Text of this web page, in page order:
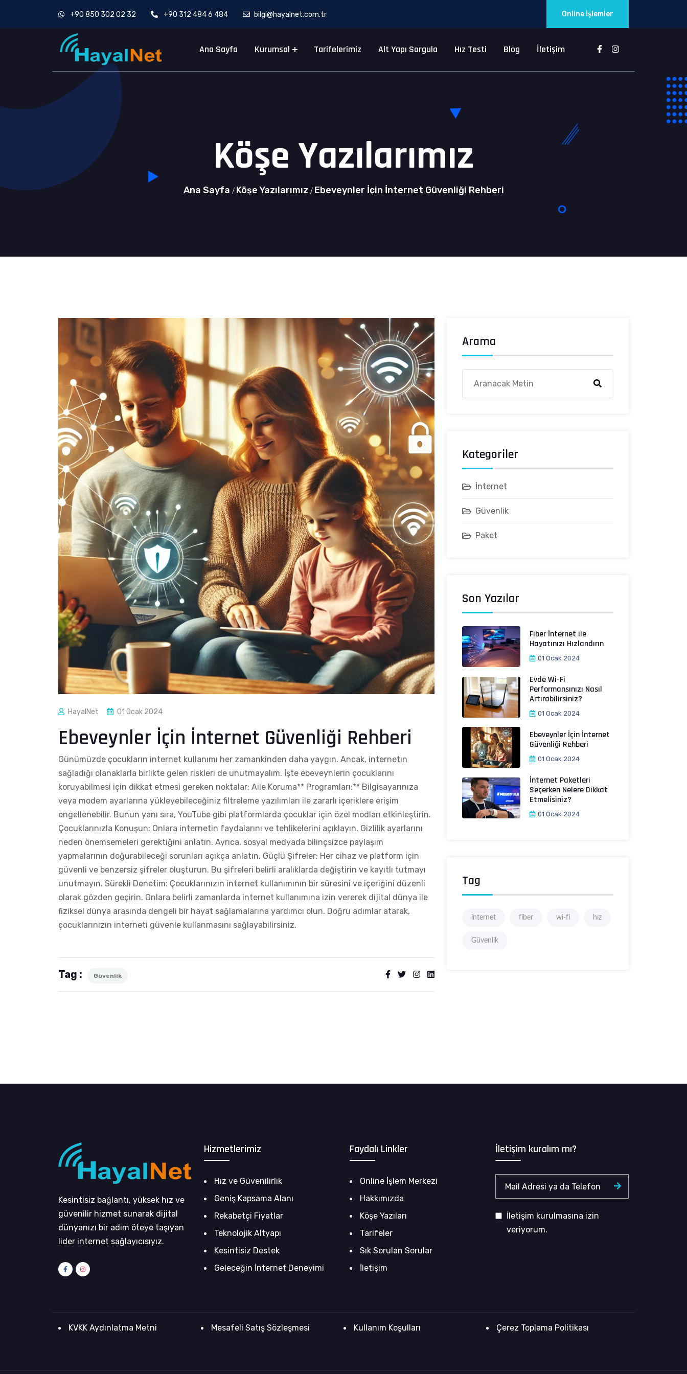
+90 850 302 02 32 +90 312 484 6 484 bilgi@hayalnet.com.tr Online İşlemler
Ana Sayfa Kurumsal Tarifelerimiz Alt Yapı Sorgula Hız Testi Blog İletişim
Köşe Yazılarımız
Ana Sayfa Köşe Yazılarımız Ebeveynler İçin İnternet Güvenliği Rehberi
HayalNet 01 Ocak 2024
Ebeveynler İçin İnternet Güvenliği Rehberi
Günümüzde çocukların internet kullanımı her zamankinden daha yaygın. Ancak, internetın
sağladığı olanaklarla birlikte gelen riskleri de unutmayalım. İşte ebeveynlerin çocuklarını
koruyabilmesi için dikkat etmesi gereken noktalar: Aile Koruma** Programları:** Bilgisayarınıza
veya modem ayarlarına yükleyebileceğiniz filtreleme yazılımları ile zararlı içeriklere erişim
engellenebilir. Bunun yanı sıra, YouTube gibi platformlarda çocuklar için özel modları etkinleştirin.
Çocuklarınızla Konuşun: Onlara internetin faydalarını ve tehlikelerini açıklayın. Gizlilik ayarlarını
neden önemsemeleri gerektiğini anlatın. Ayrıca, sosyal medyada bilinçsizce paylaşım
yapmalarının doğurabileceği sorunları açıkça anlatın. Güçlü Şifreler: Her cihaz ve platform için
güvenli ve benzersiz şifreler oluşturun. Bu şifreleri belirli aralıklarda değiştirin ve kayıtlı tutmayı
unutmayın. Sürekli Denetim: Çocuklarınızın internet kullanımının bir süresini ve içeriğini düzenli
olarak gözden geçirin. Onlara belirli zamanlarda internet kullanımına izin vererek dijital dünya ile
fiziksel dünya arasında dengeli bir hayat sağlamalarına yardımcı olun. Doğru adımlar atarak,
çocuklarınızın interneti güvenle kullanmasını sağlayabilirsiniz.
Tag : Güvenlik
Arama
Kategoriler
İnternet
Güvenlik
Paket
Son Yazılar
Fiber İnternet ile
Hayatınızı Hızlandırın
01 Ocak 2024
Evde Wi-Fi
Performansınızı Nasıl
Artırabilirsiniz?
01 Ocak 2024
Ebeveynler İçin İnternet
Güvenliği Rehberi
01 Ocak 2024
İnternet Paketleri
Seçerken Nelere Dikkat
Etmelisiniz?
01 Ocak 2024
Tag
internet fiber wi-fi hız
Güvenlik
Kesintisiz bağlantı, yüksek hız ve
güvenilir hizmet sunarak dijital
dünyanızı bir adım öteye taşıyan
lider internet sağlayıcısıyız.
Hizmetlerimiz
Hız ve Güvenilirlik
Geniş Kapsama Alanı
Rekabetçi Fiyatlar
Teknolojik Altyapı
Kesintisiz Destek
Geleceğin İnternet Deneyimi
Faydalı Linkler
Online İşlem Merkezi
Hakkımızda
Köşe Yazıları
Tarifeler
Sık Sorulan Sorular
İletişim
İletişim kuralım mı?
İletişim kurulmasına izin
veriyorum.
KVKK Aydınlatma Metni Mesafeli Satış Sözleşmesi Kullanım Koşulları Çerez Toplama Politikası